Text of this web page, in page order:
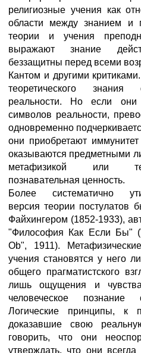
религиозные учения как
области между знанием и
теории и учения
выражают знание
беззащитны перед всеми
Кантом и другими
теоретического знания
реальности. Но если они
символов реальности,
одновременно
они приобретают
оказываются предметными
метафизикой или
познавательная ценность.
Более систематично
версия теории постулатов
Файхингером (1852-1933),
"Философия Как Если Бы"
Ob", 1911).
учения становятся у него
общего прагматистского
лишь ощущения и
человеческое
Логические принципы, к
доказавшие свою
говорить, что они
утверждать, что они